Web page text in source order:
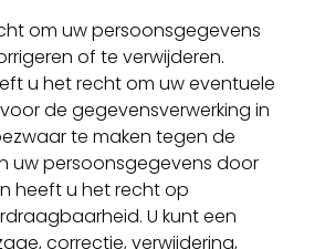
om uw persoonsgegevens
of te verwijderen.
u het recht om uw eventuele
de gegevensverwerking in
te maken tegen de
uw persoonsgegevens door
heeft u het recht op
U kunt een
correctie, verwijdering,